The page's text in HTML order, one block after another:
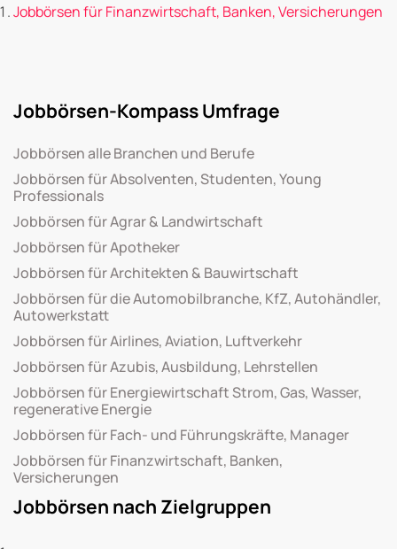
Jobbörsen für Finanzwirtschaft, Banken, Versicherungen
Jobbörsen-Kompass Umfrage
Jobbörsen alle Branchen und Berufe
Jobbörsen für Absolventen, Studenten, Young
Professionals
Jobbörsen für Agrar & Landwirtschaft
Jobbörsen für Apotheker
Jobbörsen für Architekten & Bauwirtschaft
Jobbörsen für die Automobilbranche, KfZ, Autohändler,
Autowerkstatt
Jobbörsen für Airlines, Aviation, Luftverkehr
Jobbörsen für Azubis, Ausbildung, Lehrstellen
Jobbörsen für Energiewirtschaft Strom, Gas, Wasser,
regenerative Energie
Jobbörsen für Fach- und Führungskräfte, Manager
Jobbörsen für Finanzwirtschaft, Banken,
Versicherungen
Jobbörsen nach Zielgruppen